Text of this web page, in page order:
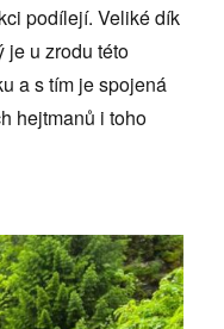
podílejí. Veliké dík
je u zrodu této
a s tím je spojená
hejtmanů i toho